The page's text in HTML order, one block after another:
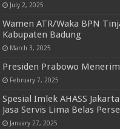
July 2, 2025
Wamen ATR/Waka BPN
Kabupaten Badung
March 3, 2025
Presiden Prabowo
February 7, 2025
Spesial Imlek AHASS
Jasa Servis Lima Belas
January 27, 2025